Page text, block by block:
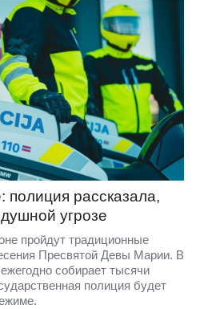
полиция рассказала,
угрозе
пройдут традиционные
Пресвятой Девы Марии. В
собирает тысячи
полиция будет